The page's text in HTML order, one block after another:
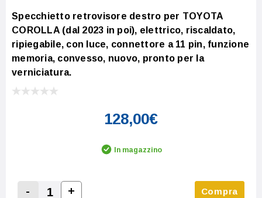
Specchietto retrovisore destro per TOYOTA
COROLLA (dal 2023 in poi), elettrico, riscaldato,
ripiegabile, con luce, connettore a 11 pin, funzione
memoria, convesso, nuovo, pronto per la
verniciatura.
128,00€
In magazzino
- + Compra